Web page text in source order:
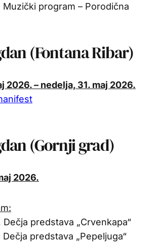
program – Porodična
(Fontana Ribar)
2026. – nedelja, 31. maj 2026.
(Gornji grad)
2026.
predstava „Crvenkapa“
predstava „Pepeljuga“